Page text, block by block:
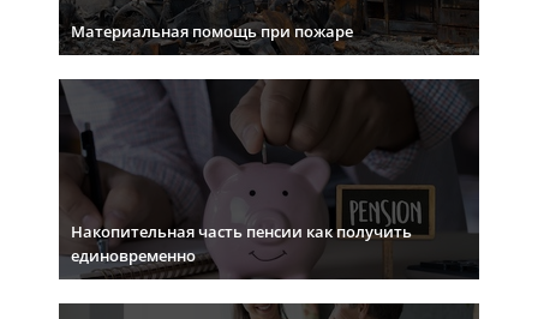
Материальная помощь при пожаре
Накопительная часть пенсии как получить
единовременно